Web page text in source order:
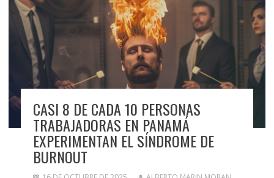
CASI 8 DE CADA 10 PERSONAS
TRABAJADORAS EN PANAMÁ
EXPERIMENTAN EL SÍNDROME DE
BURNOUT